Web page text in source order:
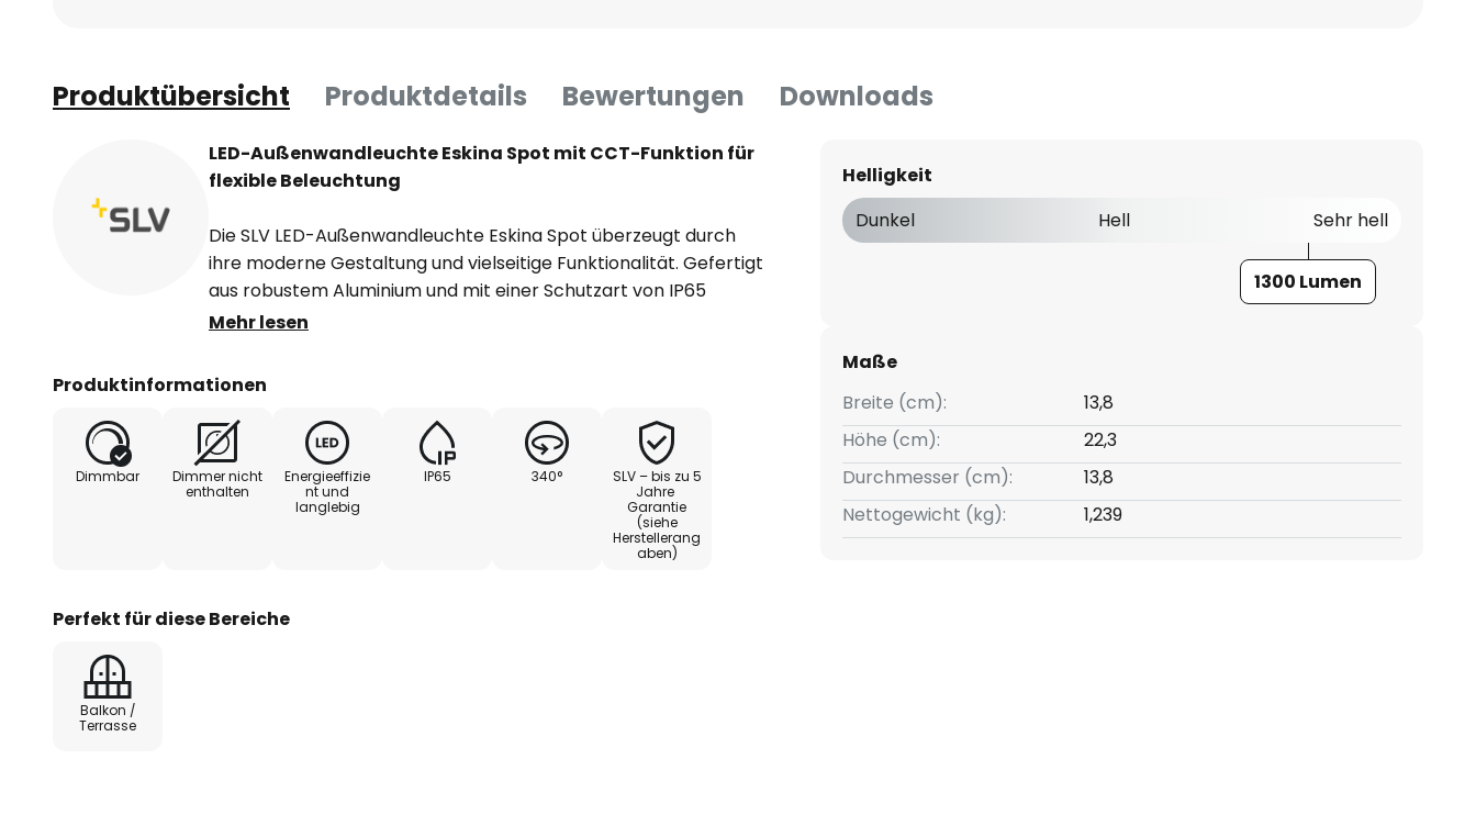
Produktübersicht Produktdetails Bewertungen Downloads
LED-Außenwandleuchte Eskina Spot mit CCT-Funktion für
flexible Beleuchtung
Die SLV LED-Außenwandleuchte Eskina Spot überzeugt durch
ihre moderne Gestaltung und vielseitige Funktionalität. Gefertigt
aus robustem Aluminium und mit einer Schutzart von IP65
ausgestattet, ist sie ideal für den Einsatz im Außenbereich
der Leuchte die Wahl zwischen warmweißem Licht (3.000 K) und
Wandhalterung um 340° drehbar und um 105° schwenkbar, so
dass die Beleuchtung perfekt ausgerichtet werden kann. Die
anthrazitfarbene Oberfläche in Kombination mit dem schlicht-
modernen Design machen die Leuchte zu einer vielseitigen
Lichtquelle für unterschiedlichste Außenbereiche.
Mehr lesen
Produktinformationen
Dimmbar
Dimmer nicht
enthalten
Energieeffizie
nt und
langlebig
IP65 340°
SLV – bis zu 5
Jahre
Garantie
(siehe
Herstellerang
aben)
Perfekt für diese Bereiche
Balkon /
Terrasse
Helligkeit
Dunkel
Hell Sehr hell
1300 Lumen
Maße
Breite (cm):
13,8
Höhe (cm):
22,3
Durchmesser (cm):
13,8
Nettogewicht (kg):
1,239